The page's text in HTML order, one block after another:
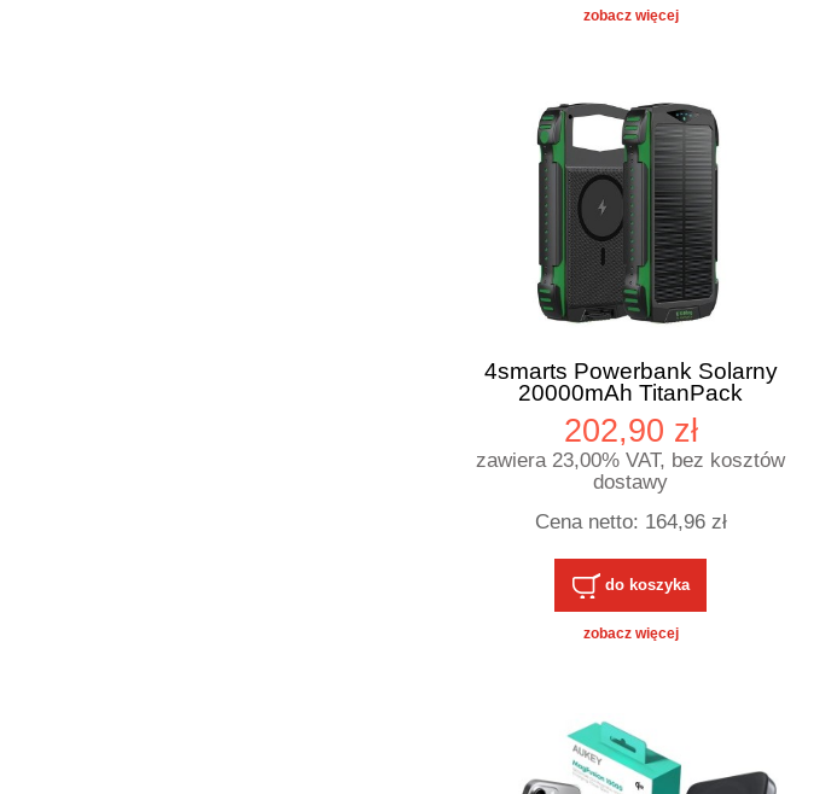
zobacz więcej
4smarts Powerbank Solarny
20000mAh TitanPack
Rugged UltiMag Zielony
202,90 zł
zawiera 23,00% VAT, bez kosztów
dostawy
Cena netto: 164,96 zł
do koszyka
zobacz więcej